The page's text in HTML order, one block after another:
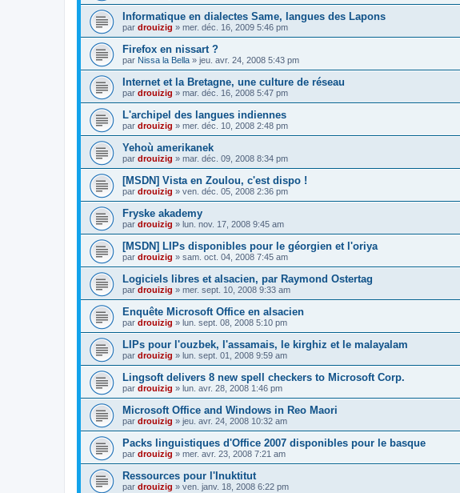
Informatique en dialectes Same, langues des Lapons
par drouizig » mer. déc. 16, 2009 5:46 pm
Firefox en nissart ?
par Nissa la Bella » jeu. avr. 24, 2008 5:43 pm
Internet et la Bretagne, une culture de réseau
par drouizig » mar. déc. 16, 2008 5:47 pm
L'archipel des langues indiennes
par drouizig » mer. déc. 10, 2008 2:48 pm
Yehoù amerikanek
par drouizig » mar. déc. 09, 2008 8:34 pm
[MSDN] Vista en Zoulou, c'est dispo !
par drouizig » ven. déc. 05, 2008 2:36 pm
Fryske akademy
par drouizig » lun. nov. 17, 2008 9:45 am
[MSDN] LIPs disponibles pour le géorgien et l'oriya
par drouizig » sam. oct. 04, 2008 7:45 am
Logiciels libres et alsacien, par Raymond Ostertag
par drouizig » mer. sept. 10, 2008 9:33 am
Enquête Microsoft Office en alsacien
par drouizig » lun. sept. 08, 2008 5:10 pm
LIPs pour l'ouzbek, l'assamais, le kirghiz et le malayalam
par drouizig » lun. sept. 01, 2008 9:59 am
Lingsoft delivers 8 new spell checkers to Microsoft Corp.
par drouizig » lun. avr. 28, 2008 1:46 pm
Microsoft Office and Windows in Reo Maori
par drouizig » jeu. avr. 24, 2008 10:32 am
Packs linguistiques d'Office 2007 disponibles pour le basque
par drouizig » mer. avr. 23, 2008 7:21 am
Ressources pour l'Inuktitut
par drouizig » ven. janv. 18, 2008 6:22 pm